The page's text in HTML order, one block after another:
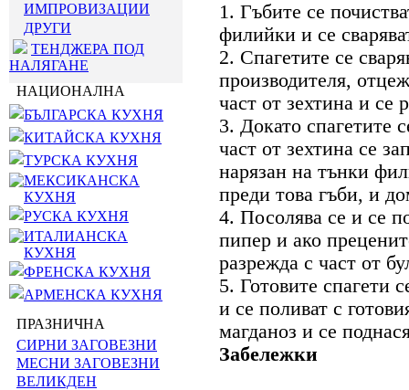
ИМПРОВИЗАЦИИ
ДРУГИ
ТЕНДЖЕРА ПОД
НАЛЯГАНЕ
НАЦИОНАЛНА
БЪЛГАРСКА КУХНЯ
КИТАЙСКА КУХНЯ
ТУРСКА КУХНЯ
МЕКСИКАНСКА
КУХНЯ
РУСКА КУХНЯ
ИТАЛИАНСКА
КУХНЯ
ФРЕНСКА КУХНЯ
АРМЕНСКА КУХНЯ
ПРАЗНИЧНА
СИРНИ ЗАГОВЕЗНИ
МЕСНИ ЗАГОВЕЗНИ
ВЕЛИКДЕН
1. Гъбите се
филийки и се
2. Спагетите се
производителя,
част от зехтина и се
3. Докато спагетите
част от зехтина се
нарязан на тънки
преди това гъби, и
4. Посолява се и се
пипер и ако
разрежда с част от
5. Готовите спагети
и се поливат с
магданоз и се
Забележки